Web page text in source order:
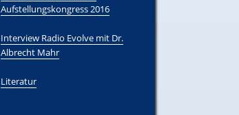
Aufstellungskongress 2016
Interview Radio Evolve mit Dr.
Albrecht Mahr
Literatur